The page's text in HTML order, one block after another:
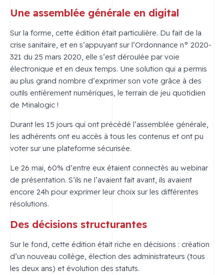
Une assemblée générale en digital
Sur la forme, cette édition était particulière. Du fait de la
crise sanitaire, et en s’appuyant sur l’Ordonnance n° 2020-
321 du 25 mars 2020, elle s’est déroulée par voie
électronique et en deux temps. Une solution qui a permis
au plus grand nombre d’exprimer son vote grâce à des
outils entièrement numériques, le terrain de jeu quotidien
de Minalogic !
Durant les 15 jours qui ont précédé l’assemblée générale,
les adhérents ont eu accès à tous les contenus et ont pu
voter sur une plateforme sécurisée.
Le 26 mai, 60% d’entre eux étaient connectés au webinar
de présentation. S’ils ne l’avaient fait avant, ils avaient
encore 24h pour exprimer leur choix sur les différentes
résolutions.
Des décisions structurantes
Sur le fond, cette édition était riche en décisions : création
d’un nouveau collège, élection des administrateurs (tous
les deux ans) et évolution des statuts.